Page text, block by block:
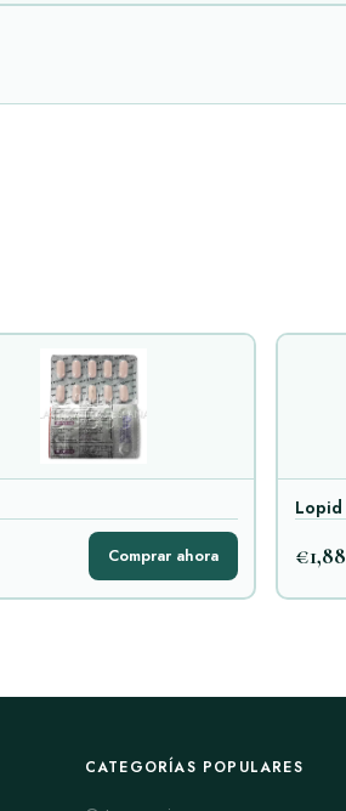
Comprar ahora
Lopid
€1,88
CATEGORÍAS POPULARES